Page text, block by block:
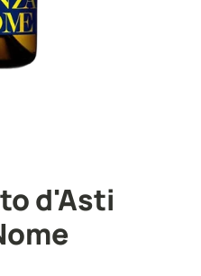
d'Asti